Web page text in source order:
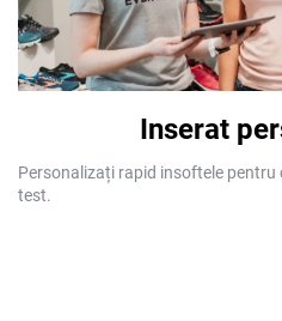
Inserat
Personalizați rapid insoftele
test.